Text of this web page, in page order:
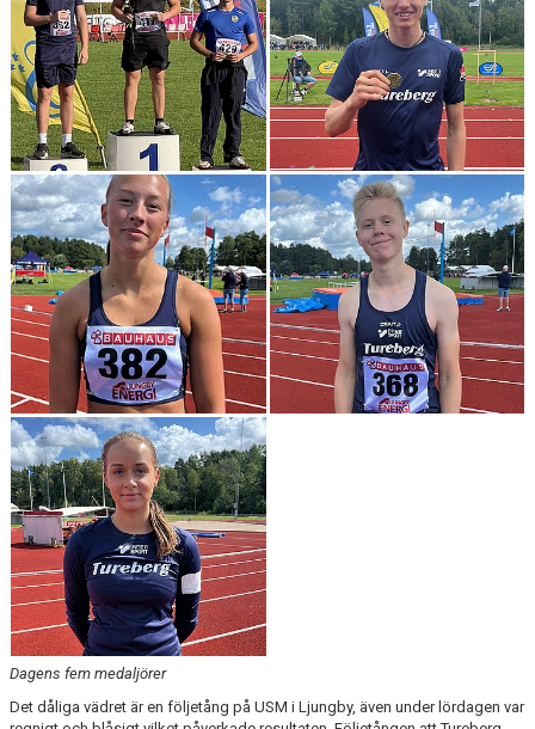
STATISTIK & RESULTAT
FUNKTIONÄR
TÄVLINGAR
KONTAKT
UTBILDNING
KALENDER
Dagens fem medaljörer
Det dåliga vädret är en följetång på USM i Ljungby, även under lördagen var